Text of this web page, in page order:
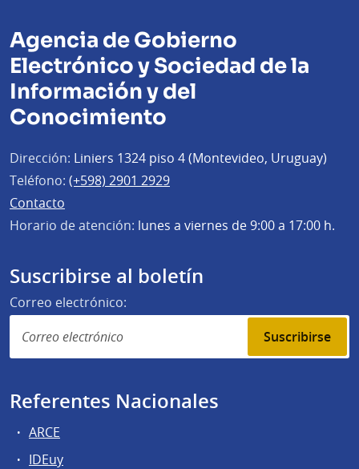
Agencia de Gobierno
Electrónico y Sociedad de la
Información y del
Conocimiento
Dirección: Liniers 1324 piso 4 (Montevideo, Uruguay)
Teléfono: (+598) 2901 2929
Contacto
Horario de atención: lunes a viernes de 9:00 a 17:00 h.
Suscribirse al boletín
Correo electrónico:
Suscribirse
Referentes Nacionales
ARCE
IDEuy